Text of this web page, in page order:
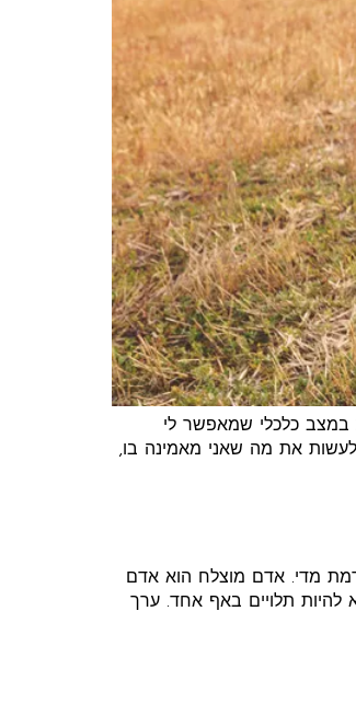
במצב כלכלי שמאפשר לי
את מה שאני מאמינה בו,
מדי. אדם מוצלח הוא אדם
להיות תלויים באף אחד. ערך